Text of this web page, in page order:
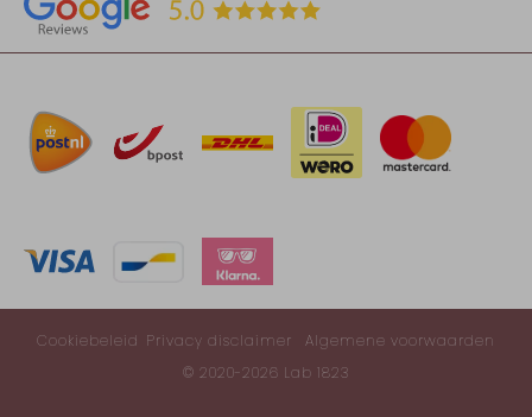
Cookiebeleid Privacy disclaimer
Algemene voorwaarden
© 2020-2026 Lab 1823